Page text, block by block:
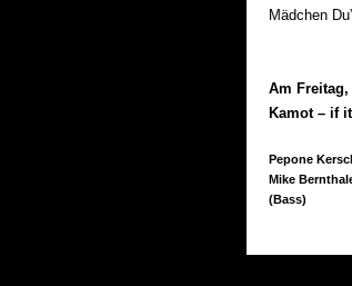
Mädchen
Am Freitag,
Kamot – if
Pepone
Mike
(Bass)